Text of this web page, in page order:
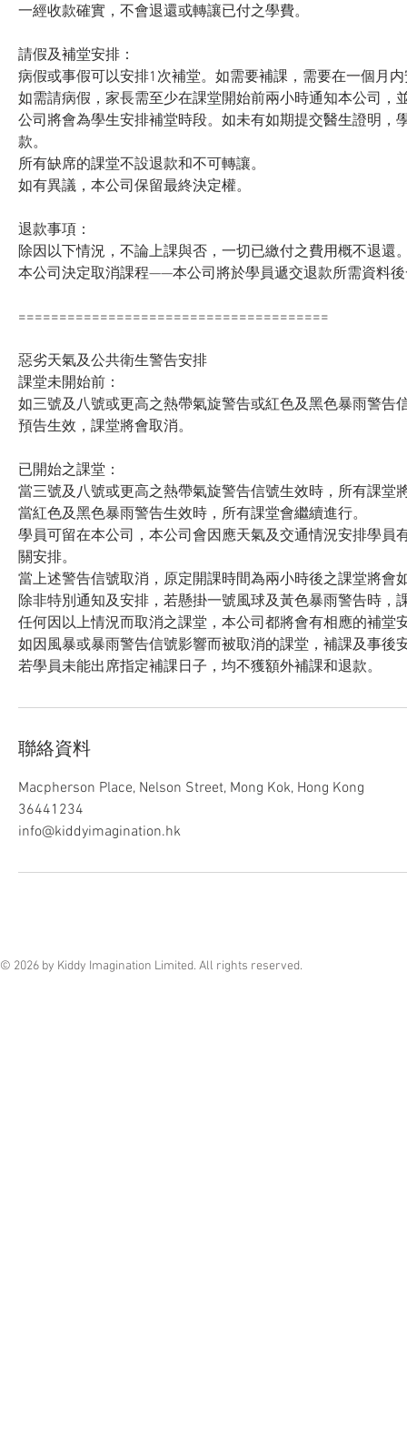
一經收款確實，不會退還或轉讓已付之學費。
請假及補堂安排：
病假或事假可以安排1次補堂。如需要補課，需要在一個月
如需請病假，家長需至少在課堂開始前兩小時通知本公司，
公司將會為學生安排補堂時段。如未有如期提交醫生證明，
款。
所有缺席的課堂不設退款和不可轉讓。
如有異議，本公司保留最終決定權。
退款事項：
除因以下情況，不論上課與否，一切已繳付之費用概不退還
本公司決定取消課程——本公司將於學員遞交退款所需資料
======================================
惡劣天氣及公共衛生警告安排
課堂未開始前：
如三號及八號或更高之熱帶氣旋警告或紅色及黑色暴雨警告
預告生效，課堂將會取消。
已開始之課堂：
當三號及八號或更高之熱帶氣旋警告信號生效時，所有課堂
當紅色及黑色暴雨警告生效時，所有課堂會繼續進行。
學員可留在本公司，本公司會因應天氣及交通情況安排學員
關安排。
當上述警告信號取消，原定開課時間為兩小時後之課堂將會
除非特別通知及安排，若懸掛一號風球及黃色暴雨警告時，
任何因以上情況而取消之課堂，本公司都將會有相應的補堂
如因風暴或暴雨警告信號影響而被取消的課堂，補課及事後
若學員未能出席指定補課日子，均不獲額外補課和退款。
聯絡資料
Macpherson Place, Nelson Street, Mong Kok, Hong Kong
36441234
info@kiddyimagination.hk
© 2026 by Kiddy Imagination Limited. All rights reserved.